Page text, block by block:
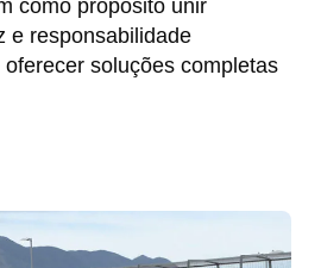
como propósito unir
e responsabilidade
soluções completas